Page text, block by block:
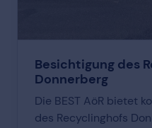
Besichtigung des
Donnerberg
Die BEST AöR bietet
des Recyclinghofs